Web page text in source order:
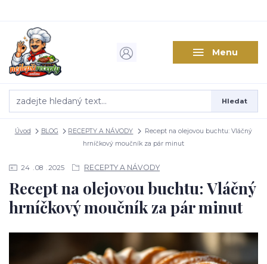
Menu
Hledat
Úvod BLOG RECEPTY A NÁVODY
Recept na olejovou buchtu: Vláčný
hrníčkový moučník za pár minut
24 08 2025 RECEPTY A NÁVODY
Recept na olejovou buchtu: Vláčný
hrníčkový moučník za pár minut